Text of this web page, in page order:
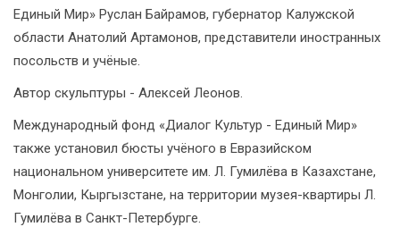
Единый Мир» Руслан Байрамов, губернатор Калужской
области Анатолий Артамонов, представители иностранных
посольств и учёные.
Автор скульптуры - Алексей Леонов.
Международный фонд «Диалог Культур - Единый Мир»
также установил бюсты учёного в Евразийском
национальном университете им. Л. Гумилёва в Казахстане,
Монголии, Кыргызстане, на территории музея-квартиры Л.
Гумилёва в Санкт-Петербурге.